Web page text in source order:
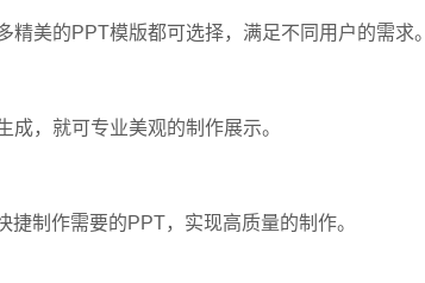
美的PPT模版都可选择，满足不同用户的需求。
，就可专业美观的制作展示。
制作需要的PPT，实现高质量的制作。